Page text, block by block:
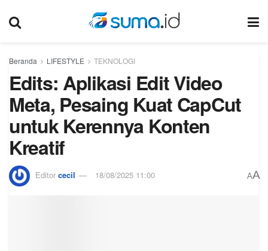
Beranda LIFESTYLE TEKNOLOGI
Edits: Aplikasi Edit Video
Meta, Pesaing Kuat CapCut
untuk Kerennya Konten
Kreatif
Editor cecil 18/08/2025 11:00 AA